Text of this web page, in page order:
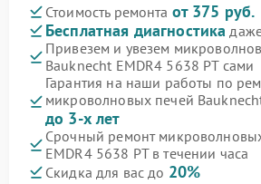
Стоимость ремонта от 375 руб.
Бесплатная диагностика
Привезем и увезем
Bauknecht EMDR4 5638 PT сами
Гарантия на наши работы по
микроволновых печей
до 3-х лет
Срочный ремонт
EMDR4 5638 PT в течении часа
Скидка для вас до 20%